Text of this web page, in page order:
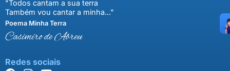
"Todos cantam a sua terra
Também vou cantar a minha..."
Poema Minha Terra
Casimiro de Abreu
Redes sociais